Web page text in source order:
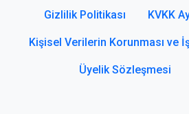
Gizlilik Politikası KVKK
Kişisel Verilerin Korunması ve
Üyelik Sözleşmesi